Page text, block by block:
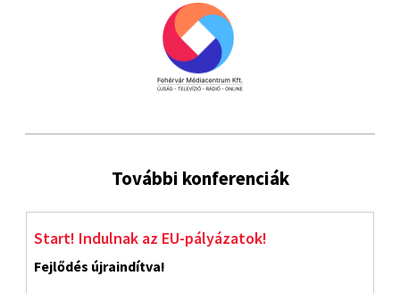
További konferenciák
Start! Indulnak az EU-pályázatok!
Fejlődés újraindítva!